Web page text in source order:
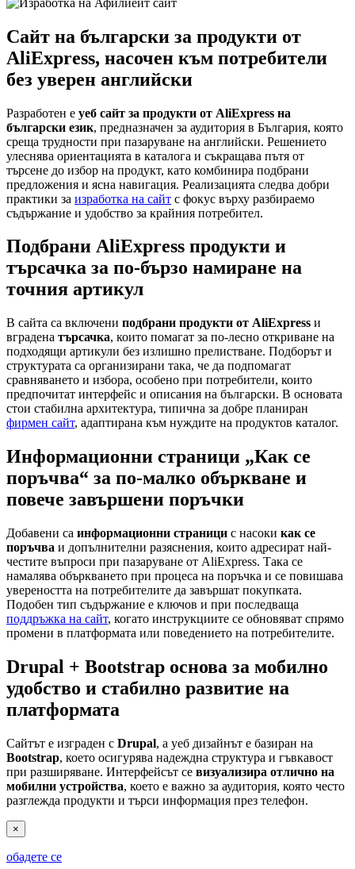
Сайт на български за продукти от
AliExpress, насочен към потребители
без уверен английски
Разработен е уеб сайт за продукти от AliExpress на
български език, предназначен за аудитория в България, която
среща трудности при пазаруване на английски. Решението
улеснява ориентацията в каталога и съкращава пътя от
търсене до избор на продукт, като комбинира подбрани
предложения и ясна навигация. Реализацията следва добри
практики за изработка на сайт с фокус върху разбираемо
съдържание и удобство за крайния потребител.
Подбрани AliExpress продукти и
търсачка за по-бързо намиране на
точния артикул
В сайта са включени подбрани продукти от AliExpress и
вградена търсачка, които помагат за по-лесно откриване на
подходящи артикули без излишно прелистване. Подборът и
структурата са организирани така, че да подпомагат
сравняването и избора, особено при потребители, които
предпочитат интерфейс и описания на български. В основата
стои стабилна архитектура, типична за добре планиран
фирмен сайт, адаптирана към нуждите на продуктов каталог.
Информационни страници „Как се
поръчва“ за по-малко объркване и
повече завършени поръчки
Добавени са информационни страници с насоки как се
поръчва и допълнителни разяснения, които адресират най-
честите въпроси при пазаруване от AliExpress. Така се
намалява объркването при процеса на поръчка и се повишава
увереността на потребителите да завършат покупката.
Подобен тип съдържание е ключов и при последваща
поддръжка на сайт, когато инструкциите се обновяват спрямо
промени в платформата или поведението на потребителите.
Drupal + Bootstrap основа за мобилно
удобство и стабилно развитие на
платформата
Сайтът е изграден с Drupal, а уеб дизайнът е базиран на
Bootstrap, което осигурява надеждна структура и гъвкавост
при разширяване. Интерфейсът се визуализира отлично на
мобилни устройства, което е важно за аудитория, която често
разглежда продукти и търси информация през телефон.
×
обадете се